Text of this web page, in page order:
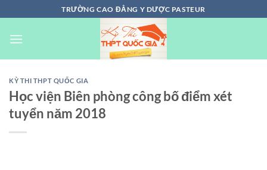
đến
nội
TRƯỜNG CAO ĐẲNG Y DƯỢC PASTEUR
KỲ THI THPT QUỐC GIA
Học viện Biên phòng công bố điểm xét
tuyển năm 2018